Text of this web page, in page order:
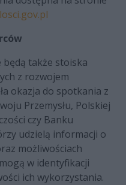
będą także stoiska
z rozwojem
okazja do spotkania z
Przemysłu, Polskiej
czy Banku
udzielą informacji o
możliwościach
w identyfikacji
ich wykorzystania.